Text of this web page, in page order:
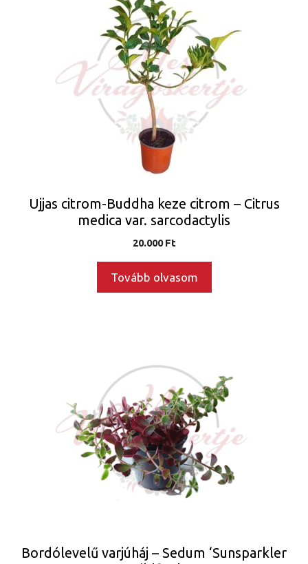
Ujjas citrom-Buddha keze citrom – Citrus
medica var. sarcodactylis
20.000Ft
Tovább olvasom
Bordólevelű varjúháj – Sedum ‘Sunsparkler